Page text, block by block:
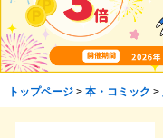
トップページ> 本・コミック >